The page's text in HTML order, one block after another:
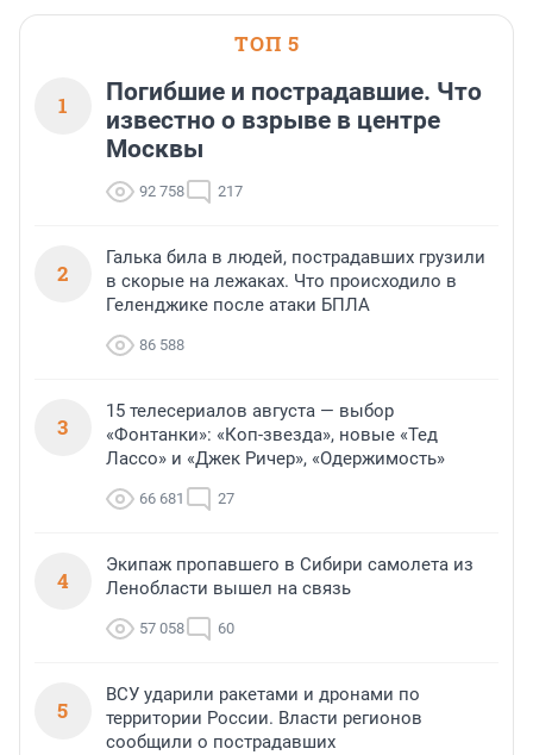
ТОП 5
1
Погибшие и пострадавшие. Что
известно о взрыве в центре
Москвы
92 758 217
2
Галька била в людей, пострадавших грузили
в скорые на лежаках. Что происходило в
Геленджике после атаки БПЛА
86 588
3
15 телесериалов августа — выбор
«Фонтанки»: «Коп-звезда», новые «Тед
Лассо» и «Джек Ричер», «Одержимость»
66 681 27
4
Экипаж пропавшего в Сибири самолета из
Ленобласти вышел на связь
57 058 60
5
ВСУ ударили ракетами и дронами по
территории России. Власти регионов
сообщили о пострадавших